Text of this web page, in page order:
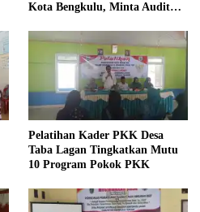
Kota Bengkulu, Minta Audit
Pelatihan Kader PKK Desa
Taba Lagan Tingkatkan Mutu
10 Program Pokok PKK